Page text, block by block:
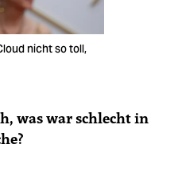
nicht so toll,
was war schlecht in